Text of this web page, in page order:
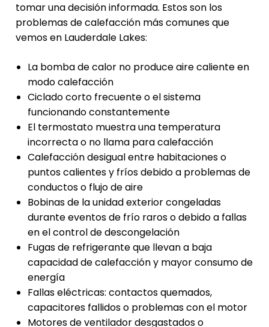
tomar una decisión informada. Estos son los
problemas de calefacción más comunes que
vemos en Lauderdale Lakes:
La bomba de calor no produce aire caliente en
modo calefacción
Ciclado corto frecuente o el sistema
funcionando constantemente
El termostato muestra una temperatura
incorrecta o no llama para calefacción
Calefacción desigual entre habitaciones o
puntos calientes y fríos debido a problemas de
conductos o flujo de aire
Bobinas de la unidad exterior congeladas
durante eventos de frío raros o debido a fallas
en el control de descongelación
Fugas de refrigerante que llevan a baja
capacidad de calefacción y mayor consumo de
energía
Fallas eléctricas: contactos quemados,
capacitores fallidos o problemas con el motor
Motores de ventilador desgastados o